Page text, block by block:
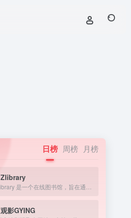
日榜 周榜 月榜
Zlibrary
观影GYING